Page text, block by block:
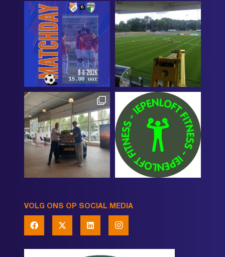
VOLG ONS OP SOCIAL MEDIA